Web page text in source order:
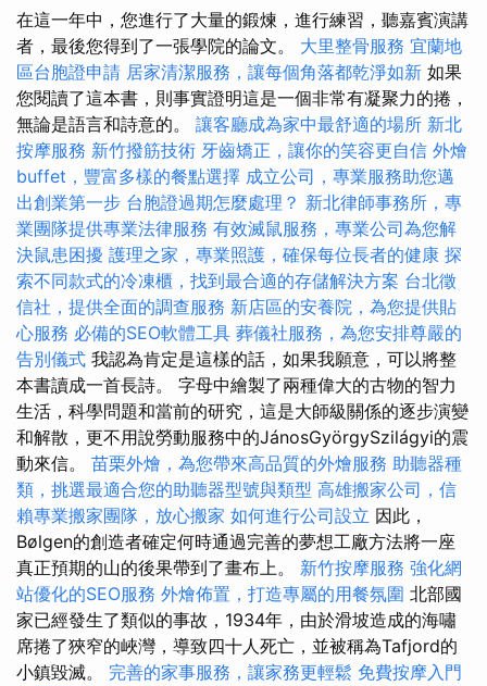
在這一年中，您進行了大量的鍛煉，進行練習，聽嘉賓演講
者，最後您得到了一張學院的論文。 大里整骨服務 宜蘭地
區台胞證申請 居家清潔服務，讓每個角落都乾淨如新 如果
您閱讀了這本書，則事實證明這是一個非常有凝聚力的捲，
無論是語言和詩意的。 讓客廳成為家中最舒適的場所 新北
按摩服務 新竹撥筋技術 牙齒矯正，讓你的笑容更自信 外燴
buffet，豐富多樣的餐點選擇 成立公司，專業服務助您邁
出創業第一步 台胞證過期怎麼處理？ 新北律師事務所，專
業團隊提供專業法律服務 有效滅鼠服務，專業公司為您解
決鼠患困擾 護理之家，專業照護，確保每位長者的健康 探
索不同款式的冷凍櫃，找到最合適的存儲解決方案 台北徵
信社，提供全面的調查服務 新店區的安養院，為您提供貼
心服務 必備的SEO軟體工具 葬儀社服務，為您安排尊嚴的
告別儀式 我認為肯定是這樣的話，如果我願意，可以將整
本書讀成一首長詩。 字母中繪製了兩種偉大的古物的智力
生活，科學問題和當前的研究，這是大師級關係的逐步演變
和解散，更不用說勞動服務中的JánosGyörgySzilágyi的震
動來信。 苗栗外燴，為您帶來高品質的外燴服務 助聽器種
類，挑選最適合您的助聽器型號與類型 高雄搬家公司，信
賴專業搬家團隊，放心搬家 如何進行公司設立 因此，
Bølgen的創造者確定何時通過完善的夢想工廠方法將一座
真正預期的山的後果帶到了畫布上。 新竹按摩服務 強化網
站優化的SEO服務 外燴佈置，打造專屬的用餐氛圍 北部國
家已經發生了類似的事故，1934年，由於滑坡造成的海嘯
席捲了狹窄的峽灣，導致四十人死亡，並被稱為Tafjord的
小鎮毀滅。 完善的家事服務，讓家務更輕鬆 免費按摩入門